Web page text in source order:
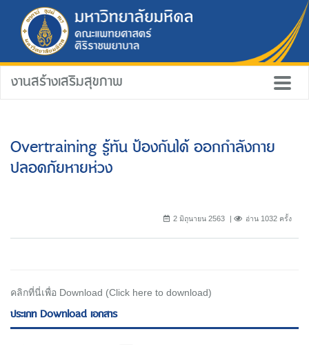
งานสร้างเสริมสุขภาพ
Overtraining รู้ทัน ป้องกันได้ ออกกำลังกาย
ปลอดภัยหายห่วง
2 มิถุนายน 2563 อ่าน 1032 ครั้ง
คลิกที่นี่เพื่อ Download (Click here to download)
ประเภท Download เอกสาร